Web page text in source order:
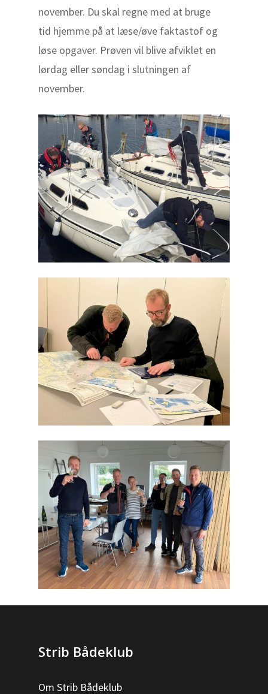
november. Du skal regne med at bruge
tid hjemme på at læse/øve faktastof og
løse opgaver. Prøven vil blive afviklet en
lørdag eller søndag i slutningen af
november.
Strib Bådeklub
Om Strib Bådeklub